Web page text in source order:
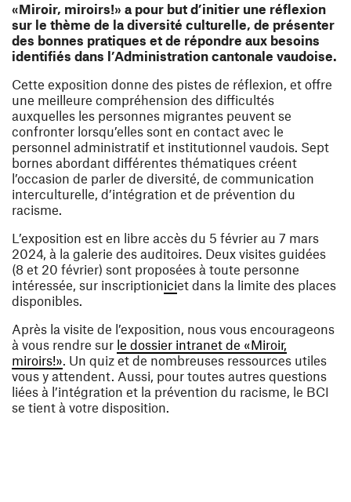
«Miroir, miroirs!» a pour but d’initier une réflexion
sur le thème de la diversité culturelle, de présenter
des bonnes pratiques et de répondre aux besoins
identifiés dans l’Administration cantonale vaudoise.
Cette exposition donne des pistes de réflexion, et offre
une meilleure compréhension des difficultés
auxquelles les personnes migrantes peuvent se
confronter lorsqu’elles sont en contact avec le
personnel administratif et institutionnel vaudois. Sept
bornes abordant différentes thématiques créent
l’occasion de parler de diversité, de communication
interculturelle, d’intégration et de prévention du
racisme.
L’exposition est en libre accès du 5 février au 7 mars
2024, à la galerie des auditoires. Deux visites guidées
(8 et 20 février) sont proposées à toute personne
intéressée, sur inscriptionici(ouvre une nouvelle fenêtre)
et dans la limite des places
disponibles.
Après la visite de l’exposition, nous vous encourageons
à vous rendre sur le dossier intranet de «Miroir,
miroirs!» (ouvre une nouvelle fenêtre)
. Un quiz et de nombreuses ressources utiles
vous y attendent. Aussi, pour toutes autres questions
liées à l’intégration et la prévention du racisme, le BCI
se tient à votre disposition.